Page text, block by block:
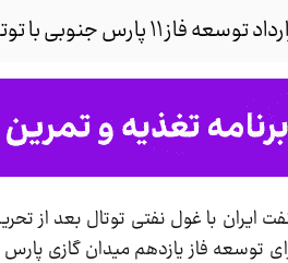
با توتال، بیش از آنچه که گمان می‌رفت حاشیه‌ساز شد.
توسعه فاز یازدهم میدان گازی